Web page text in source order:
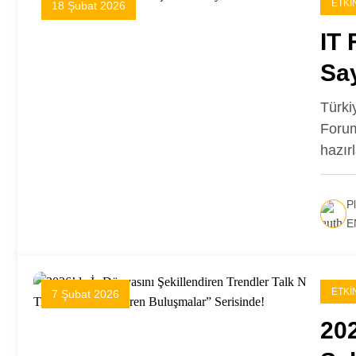
18 Şubat 2026
IT
7 Şubat 2026